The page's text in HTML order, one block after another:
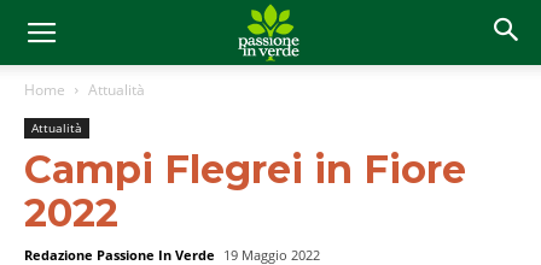
Home Attualità
Attualità
Campi Flegrei in Fiore
2022
Redazione Passione In Verde 19 Maggio 2022